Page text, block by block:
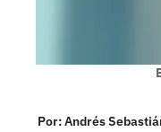
Por:Andrés